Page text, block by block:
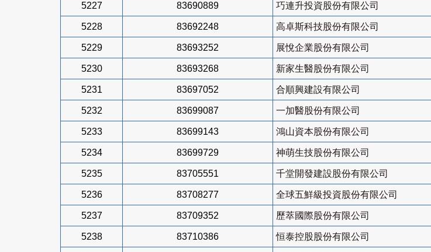
5227 83690889 巧連升投資股份有限公司
5228 83692248 高卓斯科技股份有限公司
5229 83693252 展悅企業股份有限公司
5230 83693268 新家生醫股份有限公司
5231 83697052 合順興建設有限公司
5232 83699087 一加醫股份有限公司
5233 83699143 鴻山資本股份有限公司
5234 83699729 神萌生技股份有限公司
5235 83705551 千堂開發建設股份有限公司
5236 83708277 全球五鮮級投資股份有限公司
5237 83709352 歷萃國際股份有限公司
5238 83710386 恒泰控股股份有限公司